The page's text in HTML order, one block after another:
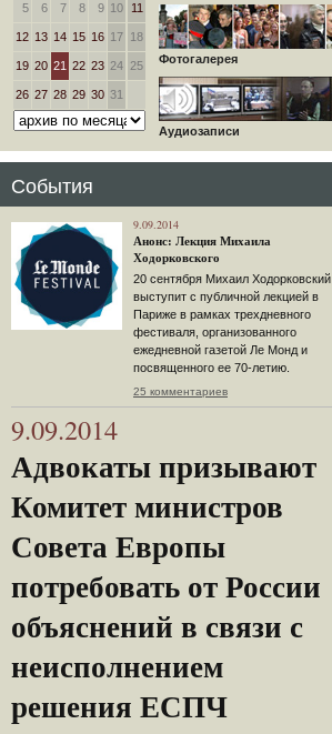
5 6 7 8 9 10 11
12 13 14 15 16 17 18
19 20 21 22 23 24 25
26 27 28 29 30 31
Фотогалерея
Аудиозаписи
События
9.09.2014
Анонс: Лекция Михаила
Ходорковского
20 сентября Михаил Ходорковский
выступит с публичной лекцией в
Париже в рамках трехдневного
фестиваля, организованного
ежедневной газетой Ле Монд и
посвященного ее 70-летию.
25 комментариев
9.09.2014
Адвокаты призывают
Комитет министров
Совета Европы
потребовать от России
объяснений в связи с
неисполнением
решения ЕСПЧ